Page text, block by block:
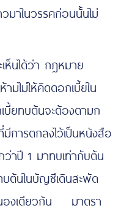
าในวรรคก่อนนั้นไม่
นได้ว่า กฎหมาย
มไม่ให้คิดดอกเบี้ยใน
บี้ยทบต้นจะต้องตามก
รตกลงไว้เป็นหนังสือ
ว่าปี 1 มาทบเท่ากับต้น
บต้นในบัญชีเดินสะพัด
องเดียวกัน มาตรา